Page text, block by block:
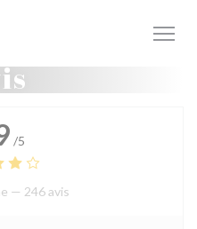
de cookies
/5
— 246 avis